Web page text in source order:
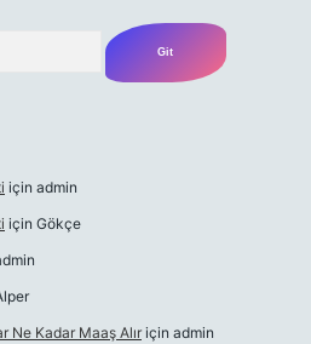
için admin
için Gökçe
Ne Kadar Maaş Alır için admin